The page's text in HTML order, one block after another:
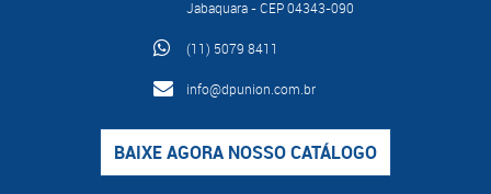
Jabaquara - CEP 04343-090
(11) 5079 8411
info@dpunion.com.br
BAIXE AGORA NOSSO CATÁLOGO